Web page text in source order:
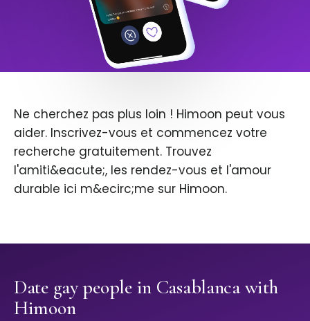
Ne cherchez pas plus loin ! Himoon peut vous
aider. Inscrivez-vous et commencez votre
recherche gratuitement. Trouvez
l'amiti&eacute;, les rendez-vous et l'amour
durable ici m&ecirc;me sur Himoon.
Date gay people in Casablanca with
Himoon